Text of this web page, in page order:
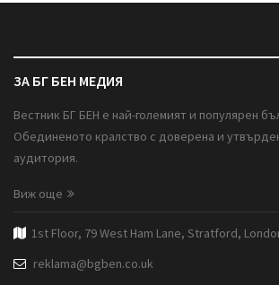
ЗА БГ БЕН МЕДИЯ
Вестник БГ БЕН е най-големият и популярен
Обединеното кралство с доверена и
аудитория.
Виж още
1st Floor, 79 West Ham Lane, Stratford,
reklama@bgben.co.uk